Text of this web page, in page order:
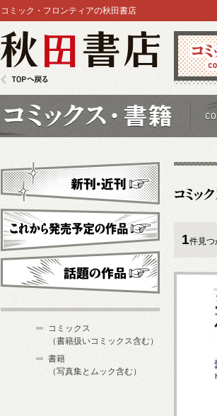
コミック
コミック・フロンティアの秋田書店
1件見つ
新刊・近刊
これから発売予定
コミックス
（書籍扱いコミックス含む）
書籍
（写真集とムック含む）